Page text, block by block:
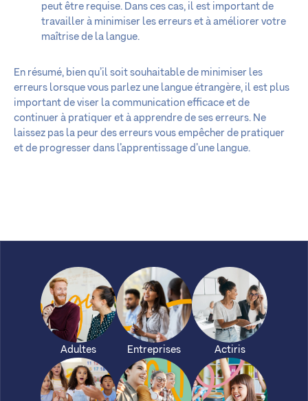
peut être requise. Dans ces cas, il est important de
travailler à minimiser les erreurs et à améliorer votre
maîtrise de la langue.
En résumé, bien qu’il soit souhaitable de minimiser les
erreurs lorsque vous parlez une langue étrangère, il est plus
important de viser la communication efficace et de
continuer à pratiquer et à apprendre de ses erreurs. Ne
laissez pas la peur des erreurs vous empêcher de pratiquer
et de progresser dans l’apprentissage d’une langue.
Adultes Entreprises Actiris